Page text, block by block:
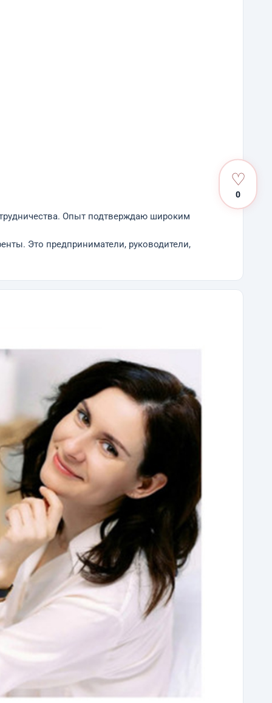
Опыт подтверждаю широким
Это предприниматели, руководители,
♡
0